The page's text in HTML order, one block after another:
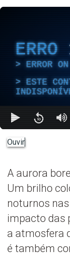
ERRO
ERROR
ESTE
Ouvir
A aurora
Um brilho
noturnos
impacto das
a atmosfera
é também